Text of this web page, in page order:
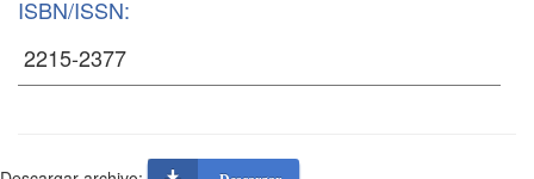
ISBN/ISSN: